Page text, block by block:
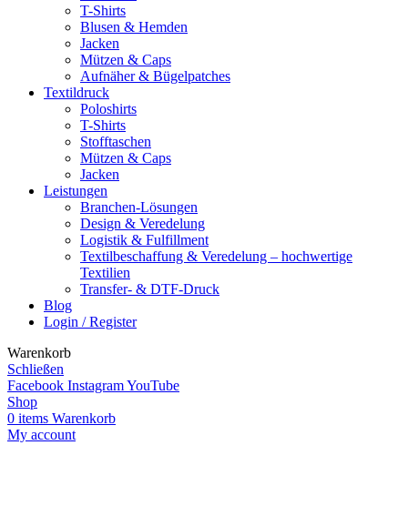
T-Shirts
Blusen & Hemden
Jacken
Mützen & Caps
Aufnäher & Bügelpatches
Textildruck
Poloshirts
T-Shirts
Stofftaschen
Mützen & Caps
Jacken
Leistungen
Branchen-Lösungen
Design & Veredelung
Logistik & Fulfillment
Textilbeschaffung & Veredelung – hochwertige
Textilien
Transfer- & DTF-Druck
Blog
Login / Register
Warenkorb
Schließen
Facebook InstagramYouTube
Shop
0 items Warenkorb
My account